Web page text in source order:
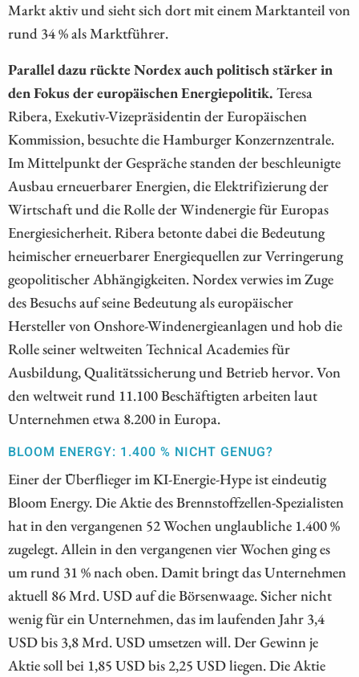
Markt aktiv und sieht sich dort mit einem Marktanteil von
rund 34 % als Marktführer.
Parallel dazu rückte Nordex auch politisch stärker in
den Fokus der europäischen Energiepolitik. Teresa
Ribera, Exekutiv-Vizepräsidentin der Europäischen
Kommission, besuchte die Hamburger Konzernzentrale.
Im Mittelpunkt der Gespräche standen der beschleunigte
Ausbau erneuerbarer Energien, die Elektrifizierung der
Wirtschaft und die Rolle der Windenergie für Europas
Energiesicherheit. Ribera betonte dabei die Bedeutung
heimischer erneuerbarer Energiequellen zur Verringerung
geopolitischer Abhängigkeiten. Nordex verwies im Zuge
des Besuchs auf seine Bedeutung als europäischer
Hersteller von Onshore-Windenergieanlagen und hob die
Rolle seiner weltweiten Technical Academies für
Ausbildung, Qualitätssicherung und Betrieb hervor. Von
den weltweit rund 11.100 Beschäftigten arbeiten laut
Unternehmen etwa 8.200 in Europa.
BLOOM ENERGY: 1.400 % NICHT GENUG?
Einer der Überflieger im KI-Energie-Hype ist eindeutig
Bloom Energy. Die Aktie des Brennstoffzellen-Spezialisten
hat in den vergangenen 52 Wochen unglaubliche 1.400 %
zugelegt. Allein in den vergangenen vier Wochen ging es
um rund 31 % nach oben. Damit bringt das Unternehmen
aktuell 86 Mrd. USD auf die Börsenwaage. Sicher nicht
wenig für ein Unternehmen, das im laufenden Jahr 3,4
USD bis 3,8 Mrd. USD umsetzen will. Der Gewinn je
Aktie soll bei 1,85 USD bis 2,25 USD liegen. Die Aktie